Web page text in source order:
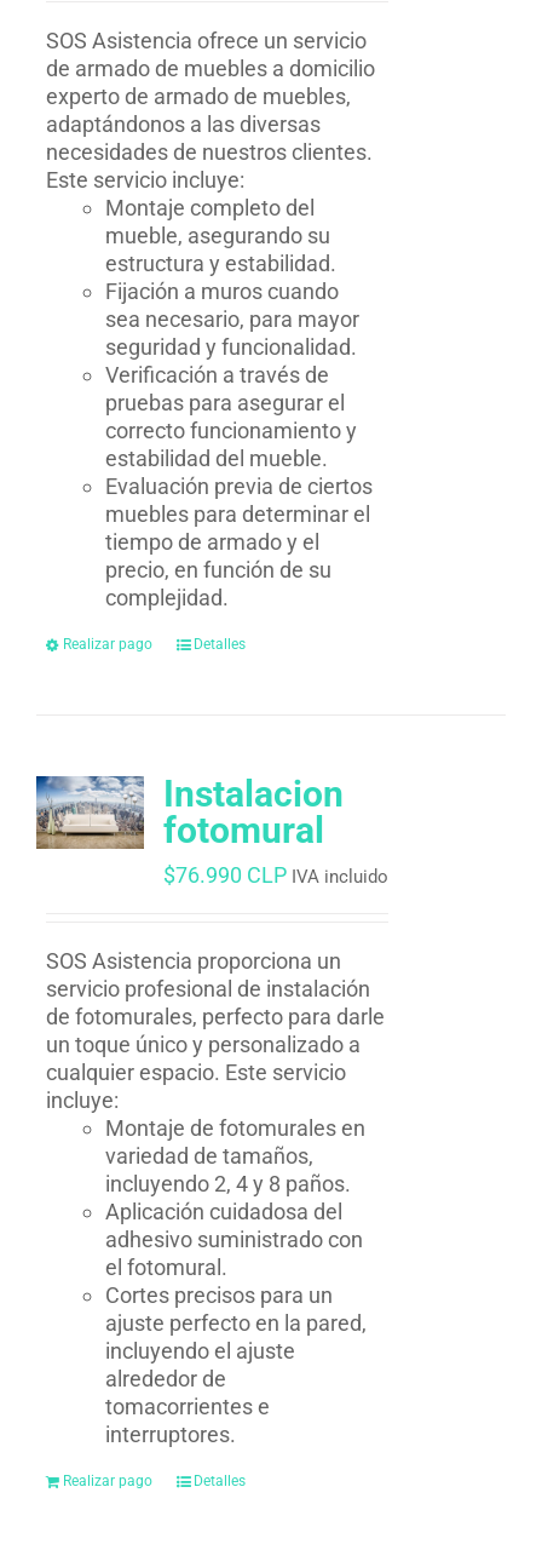
SOS Asistencia ofrece un servicio
de armado de muebles a domicilio
experto de armado de muebles,
adaptándonos a las diversas
necesidades de nuestros clientes.
Este servicio incluye:
Montaje completo del
mueble, asegurando su
estructura y estabilidad.
Fijación a muros cuando
sea necesario, para mayor
seguridad y funcionalidad.
Verificación a través de
pruebas para asegurar el
correcto funcionamiento y
estabilidad del mueble.
Evaluación previa de ciertos
muebles para determinar el
tiempo de armado y el
precio, en función de su
complejidad.
Realizar pago Detalles
Instalacion
fotomural
$76.990 CLP IVA incluido
SOS Asistencia proporciona un
servicio profesional de instalación
de fotomurales, perfecto para darle
un toque único y personalizado a
cualquier espacio. Este servicio
incluye:
Montaje de fotomurales en
variedad de tamaños,
incluyendo 2, 4 y 8 paños.
Aplicación cuidadosa del
adhesivo suministrado con
el fotomural.
Cortes precisos para un
ajuste perfecto en la pared,
incluyendo el ajuste
alrededor de
tomacorrientes e
interruptores.
Realizar pago Detalles